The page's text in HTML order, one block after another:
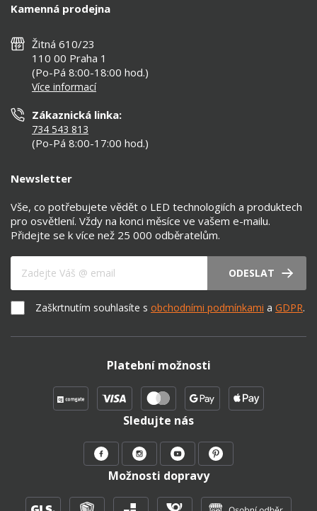
Tipy, rady a instalace
Montáž
Nejčastější dotazy
Než koupíte
Osvětlení dle místnosti
Reklamace a vrácení
Zásady ochrany soukromí
Nastavení cookies
Prohlášení o přístupnosti
Kamenná prodejna
Žitná 610/23
110 00 Praha 1
(Po-Pá 8:00-18:00 hod.)
Více informací
Zákaznická linka:
734 543 813
(Po-Pá 8:00-17:00 hod.)
Newsletter
Vše, co potřebujete vědět o LED technologiích a produktech
pro osvětlení. Vždy na konci měsíce ve vašem e-mailu.
Přidejte se k více než 25 000 odběratelům.
Váš e-mail
ODESLAT
Zaškrtnutím souhlasíte s obchodními podmínkami a GDPR.
Platební možnosti
Sledujte nás
Možnosti dopravy